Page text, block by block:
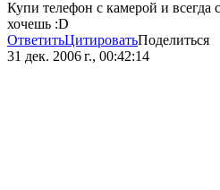
Купи телефон с камерой и всегда
хочешь :D
ОтветитьЦитироватьПоделиться
31 дек. 2006 г., 00:42:14